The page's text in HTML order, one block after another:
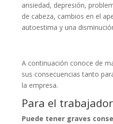
ansiedad, depresión,
de cabeza, cambios en el
autoestima y una
A continuación conoce de
sus consecuencias tanto
la empresa.
Para el trabajador
Puede tener graves